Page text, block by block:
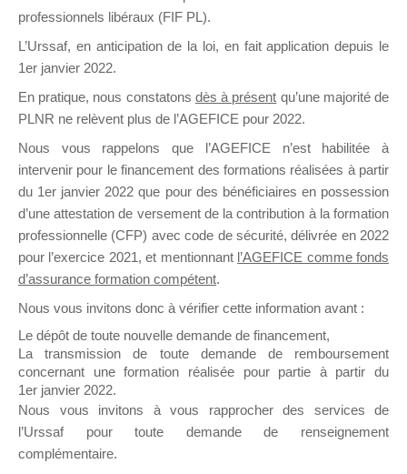
Ce groupe est destiné aux Organismes de
Formation qui souhaitent répondre à l’Appel à
Propositions Mallette du Dirigeant.
sur lequel il est possible de laisser un message
ou poser une question.
NB : Il est nécessaire d’êtreinscrit(e)pour
pouvoir rejoindre ce groupe
professionnels libéraux (FIF PL).
L’Urssaf, en anticipation de la loi, en fait application depuis le
1er janvier 2022.
En pratique, nous constatons dès à présent qu’une majorité de
PLNR ne relèvent plus de l’AGEFICE pour 2022.
Nous vous rappelons que l’AGEFICE n’est habilitée à
intervenir pour le financement des formations réalisées à partir
du 1er janvier 2022 que pour des bénéficiaires en possession
d’une attestation de versement de la contribution à la formation
professionnelle (CFP) avec code de sécurité, délivrée en 2022
pour l’exercice 2021, et mentionnant l’AGEFICE comme fonds
d’assurance formation compétent.
Nous vous invitons donc à vérifier cette information avant :
Le dépôt de toute nouvelle demande de financement,
La transmission de toute demande de remboursement
concernant une formation réalisée pour partie à partir du
1er janvier 2022.
Nous vous invitons à vous rapprocher des services de
l’Urssaf pour toute demande de renseignement
complémentaire.